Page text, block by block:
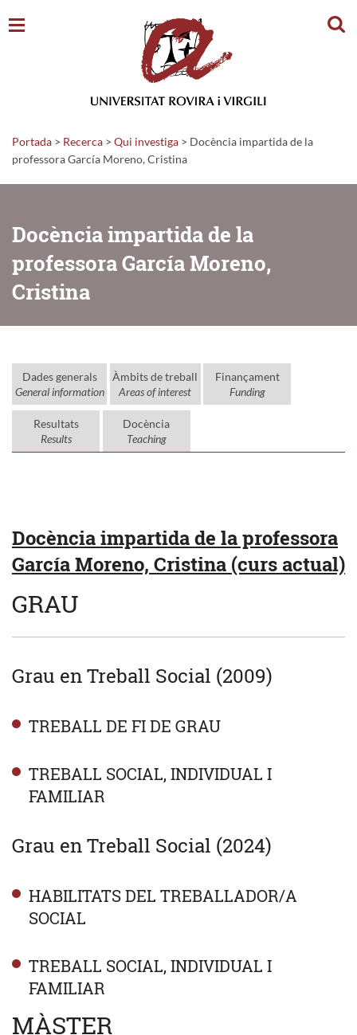
Portada > Recerca > Qui investiga > Docència impartida de la
professora García Moreno, Cristina
Docència impartida de la
professora García Moreno,
Cristina
Dades generals
General information
Àmbits de treball
Areas of interest
Finançament
Funding
Resultats
Results
Docència
Teaching
Docència impartida de la professora
García Moreno, Cristina (curs actual)
GRAU
Grau en Treball Social (2009)
TREBALL DE FI DE GRAU
TREBALL SOCIAL, INDIVIDUAL I
FAMILIAR
Grau en Treball Social (2024)
HABILITATS DEL TREBALLADOR/A
SOCIAL
TREBALL SOCIAL, INDIVIDUAL I
FAMILIAR
MÀSTER